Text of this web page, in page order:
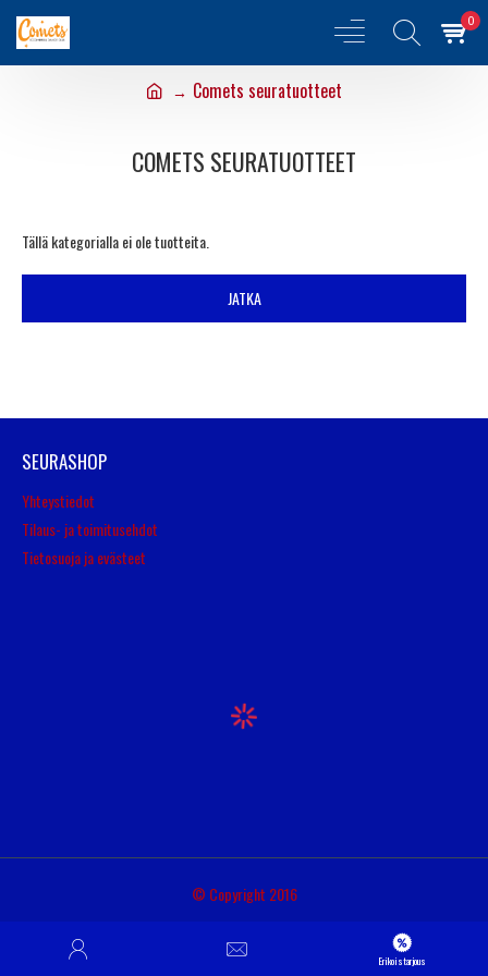
0
Comets seuratuotteet
COMETS SEURATUOTTEET
Tällä kategorialla ei ole tuotteita.
JATKA
SEURASHOP
Yhteystiedot
Tilaus- ja toimitusehdot
Tietosuoja ja evästeet
© Copyright 2016
Erikoistarjous